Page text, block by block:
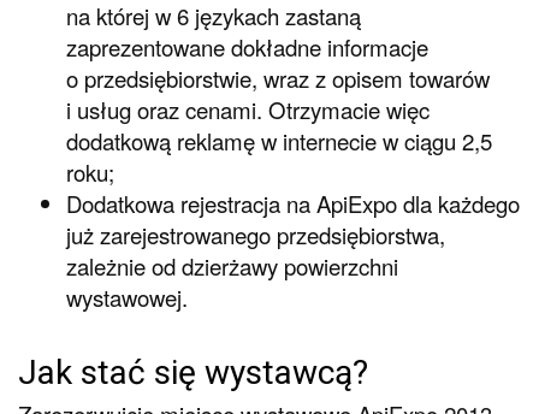
na której w 6 językach zastaną
zaprezentowane dokładne informacje
o przedsiębiorstwie, wraz z opisem towarów
i usług oraz cenami. Otrzymacie więc
dodatkową reklamę w internecie w ciągu 2,5
roku;
Dodatkowa rejestracja na ApiExpo dla każdego
już zarejestrowanego przedsiębiorstwa,
zależnie od dzierżawy powierzchni
wystawowej.
Jak stać się wystawcą?